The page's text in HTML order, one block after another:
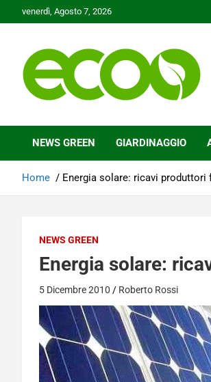
to
venerdì, Agosto 7, 2026
Ecoo.it
NEWS GREEN GIARDINAGGIO
Home Energia solare: ricavi
NEWS GREEN
Energia solare:
5 Dicembre 2010 Roberto Rossi